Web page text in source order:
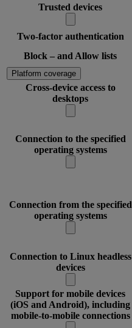
Trusted devices
Two-factor authentication
Block – and Allow lists
Platform coverage
Cross-device access to
desktops
Connection to the specified
operating systems
Connection from the specified
operating systems
Connection to Linux headless
devices
Support for mobile devices
(iOS and Android), including
mobile-to-mobile connections